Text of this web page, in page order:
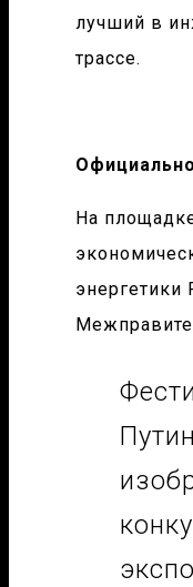
лучший в
трассе.
На
энергетики